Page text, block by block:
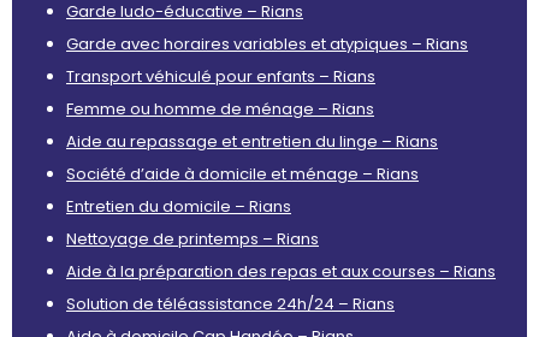
Garde ludo-éducative – Rians
Garde avec horaires variables et atypiques – Rians
Transport véhiculé pour enfants – Rians
Femme ou homme de ménage – Rians
Aide au repassage et entretien du linge – Rians
Société d’aide à domicile et ménage – Rians
Entretien du domicile – Rians
Nettoyage de printemps – Rians
Aide à la préparation des repas et aux courses – Rians
Solution de téléassistance 24h/24 – Rians